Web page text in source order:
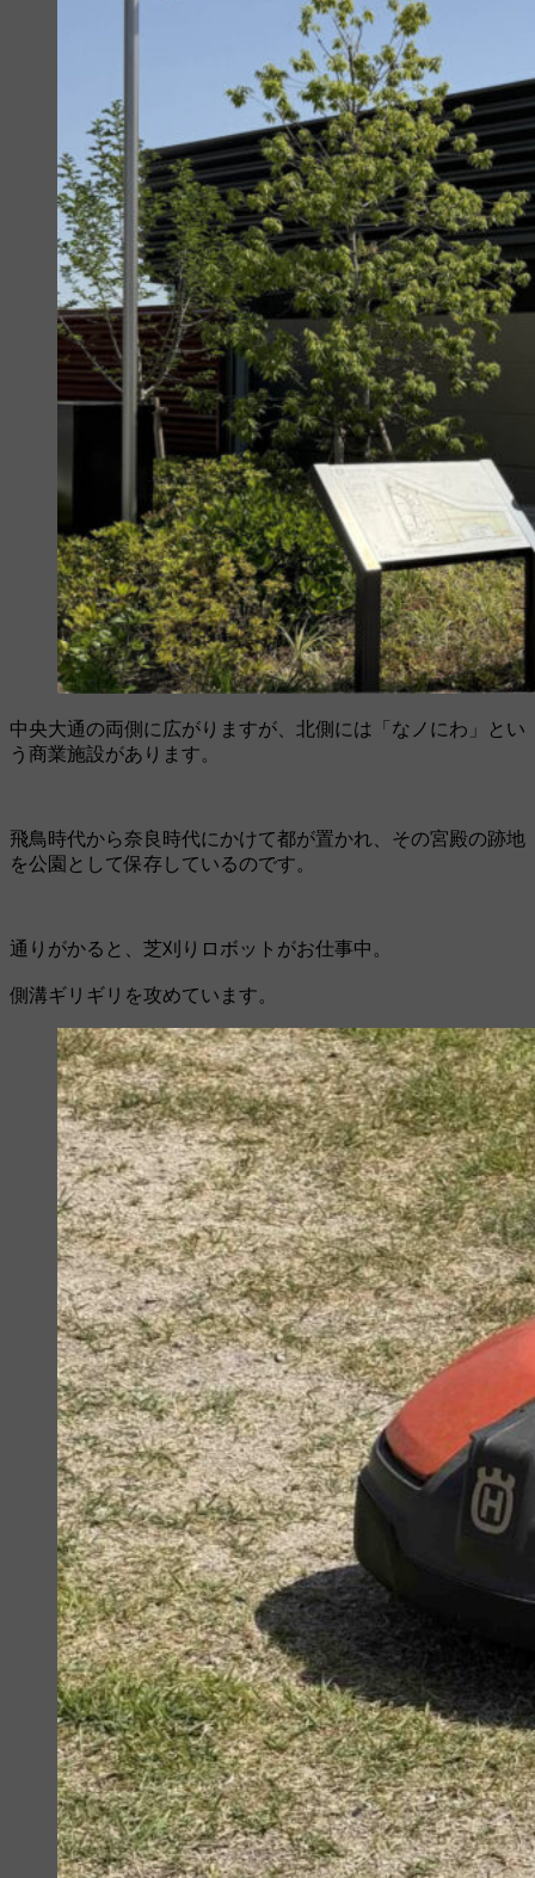
中央大通の両側に広がりますが、北側には「なノにわ」とい
う商業施設があります。
飛鳥時代から奈良時代にかけて都が置かれ、その宮殿の跡地
を公園として保存しているのです。
通りがかると、芝刈りロボットがお仕事中。
側溝ギリギリを攻めています。